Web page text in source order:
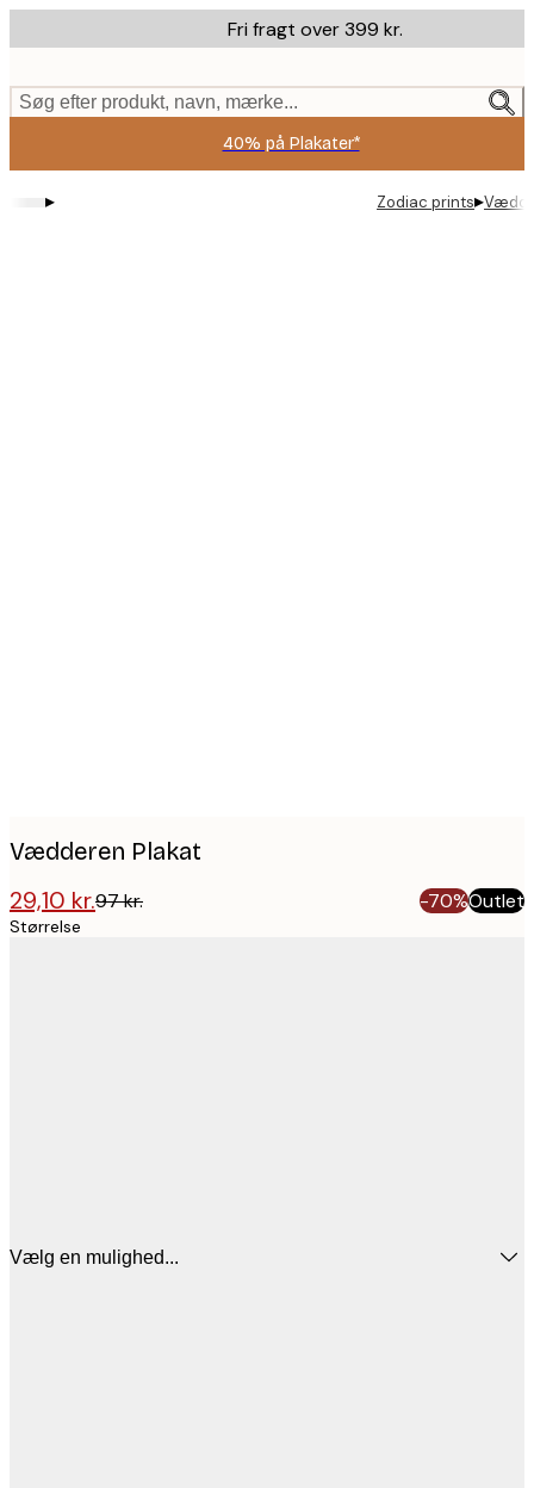
to
content.
Fri fragt over 399 kr.
Søg efter produkt, navn, mærke...
40% på Plakater*
▸ Zodiac prints▸
Vædderen Plakat
29,10 kr.97 kr. -70%Outlet
Størrelse
Vælg en mulighed...